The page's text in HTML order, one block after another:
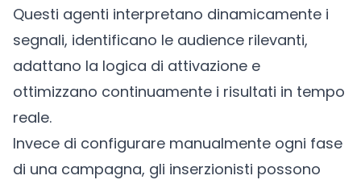
Questi agenti interpretano dinamicamente i
segnali, identificano le audience rilevanti,
adattano la logica di attivazione e
ottimizzano continuamente i risultati in tempo
reale.
Invece di configurare manualmente ogni fase
di una campagna, gli inserzionisti possono